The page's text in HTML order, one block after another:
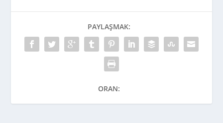
PAYLAŞMAK:
ORAN: